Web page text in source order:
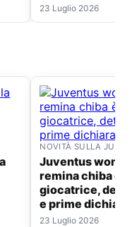
23 Luglio 2026
NOVITÀ SULLA
Juventus women ufficiale:
remina chiba è
giocatrice,
e prime
23 Luglio 2026